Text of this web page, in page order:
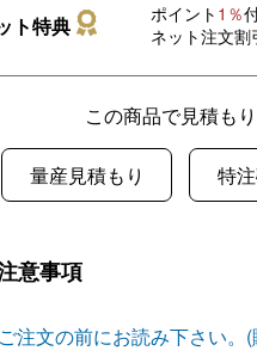
ト特典 ポイント 1％
ネット注文割
この商品で見積も
量産見積もり 特
意事項
ご注文の前にお読み下さい。